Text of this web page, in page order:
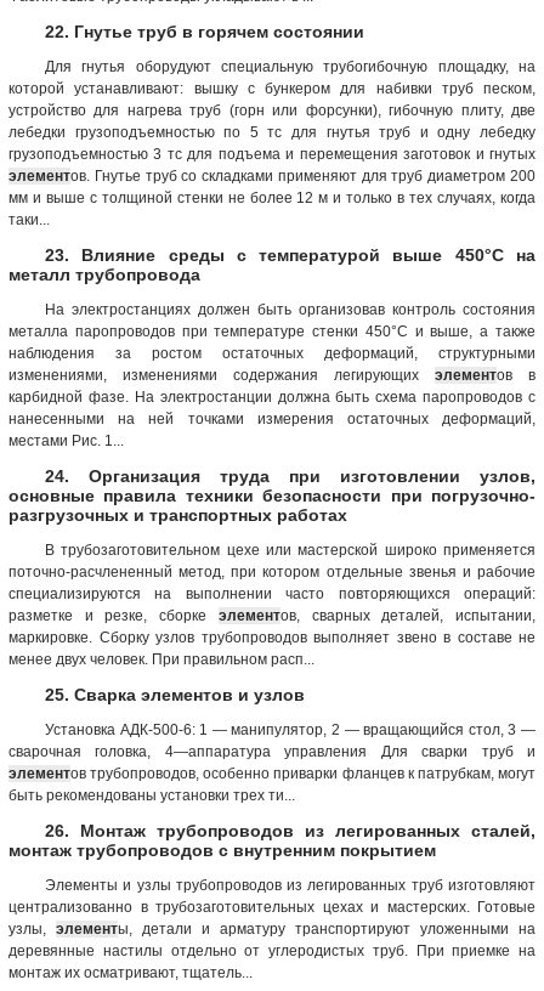
22. Гнутье труб в горячем состоянии
Для гнутья оборудуют специальную трубогибочную площадку, на
которой устанавливают: вышку с бункером для набивки труб песком,
устройство для нагрева труб (горн или форсунки), гибочную плиту, две
лебедки грузоподъемностью по 5 тс для гнутья труб и одну лебедку
грузоподъемностью 3 тс для подъема и перемещения заготовок и гнутых
элементов. Гнутье труб со складками применяют для труб диаметром 200
мм и выше с толщиной стенки не более 12 м и только в тех случаях, когда
таки...
23. Влияние среды с температурой выше 450°С на
металл трубопровода
На электростанциях должен быть организовав контроль состояния
металла паропроводов при температуре стенки 450°С и выше, а также
наблюдения за ростом остаточных деформаций, структурными
изменениями, изменениями содержания легирующих элементов в
карбидной фазе. На электростанции должна быть схема паропроводов с
нанесенными на ней точками измерения остаточных деформаций,
местами Рис. 1...
24. Организация труда при изготовлении узлов,
основные правила техники безопасности при погрузочно-
разгрузочных и транспортных работах
В трубозаготовительном цехе или мастерской широко применяется
поточно-расчлененный метод, при котором отдельные звенья и рабочие
специализируются на выполнении часто повторяющихся операций:
разметке и резке, сборке элементов, сварных деталей, испытании,
маркировке. Сборку узлов трубопроводов выполняет звено в составе не
менее двух человек. При правильном расп...
25. Сварка элементов и узлов
Установка АДК-500-6: 1 — манипулятор, 2 — вращающийся стол, 3 —
сварочная головка, 4—аппаратура управления Для сварки труб и
элементов трубопроводов, особенно приварки фланцев к патрубкам, могут
быть рекомендованы установки трех ти...
26. Монтаж трубопроводов из легированных сталей,
монтаж трубопроводов с внутренним покрытием
Элементы и узлы трубопроводов из легированных труб изготовляют
централизованно в трубозаготовительных цехах и мастерских. Готовые
узлы, элементы, детали и арматуру транспортируют уложенными на
деревянные настилы отдельно от углеродистых труб. При приемке на
монтаж их осматривают, тщатель...